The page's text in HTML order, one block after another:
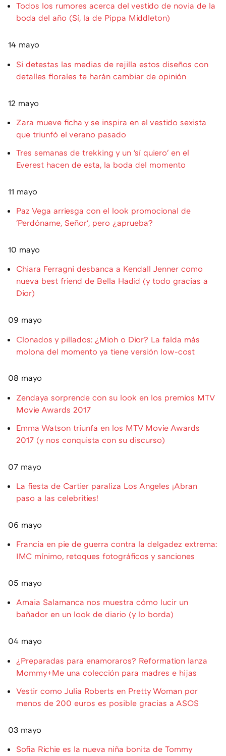
Todos los rumores acerca del vestido de novia de la
boda del año (Sí, la de Pippa Middleton)
14 mayo
Si detestas las medias de rejilla estos diseños con
detalles florales te harán cambiar de opinión
12 mayo
Zara mueve ficha y se inspira en el vestido sexista
que triunfó el verano pasado
Tres semanas de trekking y un 'sí quiero' en el
Everest hacen de esta, la boda del momento
11 mayo
Paz Vega arriesga con el look promocional de
'Perdóname, Señor', pero ¿aprueba?
10 mayo
Chiara Ferragni desbanca a Kendall Jenner como
nueva best friend de Bella Hadid (y todo gracias a
Dior)
09 mayo
Clonados y pillados: ¿Mioh o Dior? La falda más
molona del momento ya tiene versión low-cost
08 mayo
Zendaya sorprende con su look en los premios MTV
Movie Awards 2017
Emma Watson triunfa en los MTV Movie Awards
2017 (y nos conquista con su discurso)
07 mayo
La fiesta de Cartier paraliza Los Angeles ¡Abran
paso a las celebrities!
06 mayo
Francia en pie de guerra contra la delgadez extrema:
IMC mínimo, retoques fotográficos y sanciones
05 mayo
Amaia Salamanca nos muestra cómo lucir un
bañador en un look de diario (y lo borda)
04 mayo
¿Preparadas para enamoraros? Reformation lanza
Mommy+Me una colección para madres e hijas
Vestir como Julia Roberts en Pretty Woman por
menos de 200 euros es posible gracias a ASOS
03 mayo
Sofia Richie es la nueva niña bonita de Tommy